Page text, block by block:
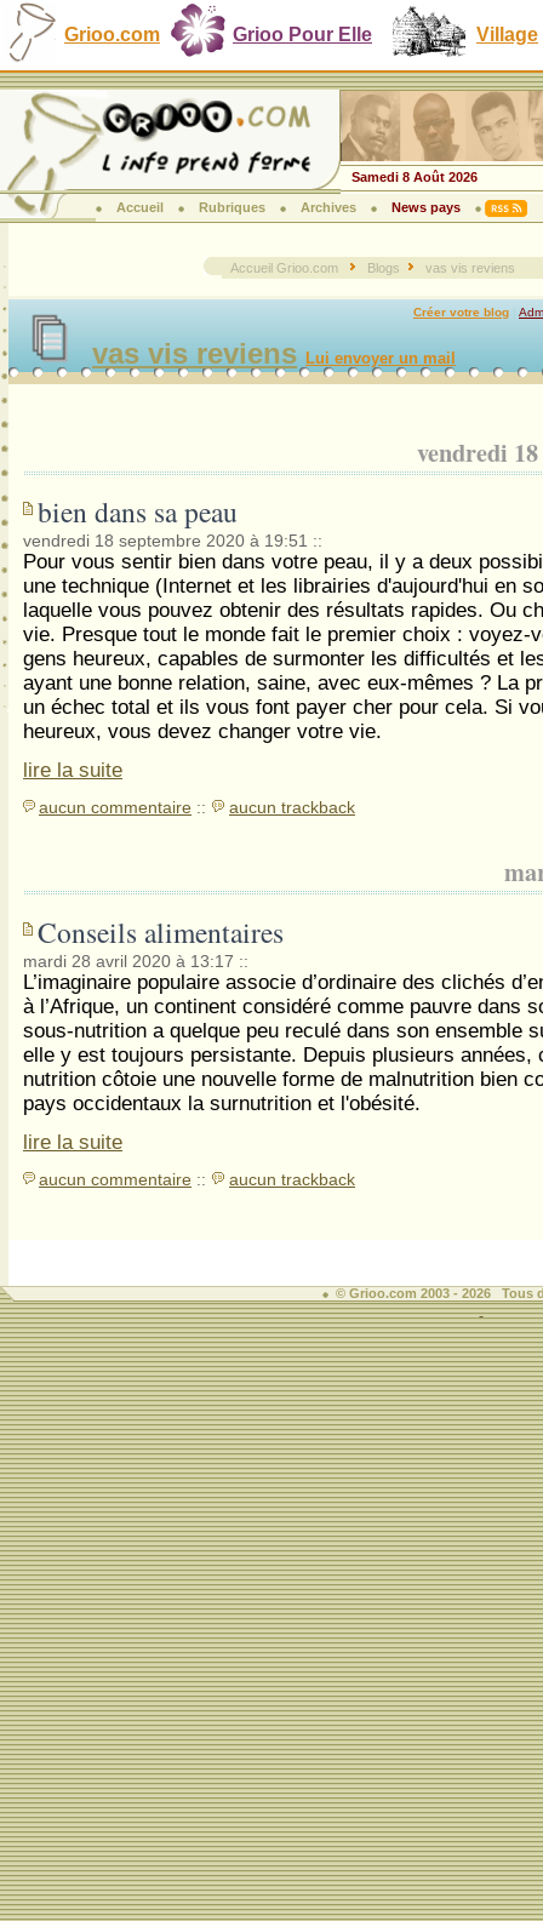
Grioo.com Grioo Pour Elle Village
Samedi 8 Août 2026
Accueil Rubriques Archives News pays
Accueil Grioo.com Blogs vas vis reviens
vas vis reviens Lui envoyer un mail
Créer votre blog
vendredi
bien dans sa peau
vendredi 18 septembre 2020 à 19:51 ::
Pour vous sentir bien dans votre peau, il y a deux
une technique (Internet et les librairies d'aujourd'hui en
laquelle vous pouvez obtenir des résultats rapides. Ou
vie. Presque tout le monde fait le premier choix : voyez-
gens heureux, capables de surmonter les difficultés et
ayant une bonne relation, saine, avec eux-mêmes ? La
un échec total et ils vous font payer cher pour cela. Si
heureux, vous devez changer votre vie.
lire la suite
aucun commentaire :: aucun trackback
Conseils alimentaires
mardi 28 avril 2020 à 13:17 ::
L’imaginaire populaire associe d’ordinaire des clichés
à l’Afrique, un continent considéré comme pauvre dans
sous-nutrition a quelque peu reculé dans son ensemble
elle y est toujours persistante. Depuis plusieurs années,
nutrition côtoie une nouvelle forme de malnutrition bien
pays occidentaux la surnutrition et l'obésité.
lire la suite
aucun commentaire :: aucun trackback
© Grioo.com 2003 - 2026 Tous